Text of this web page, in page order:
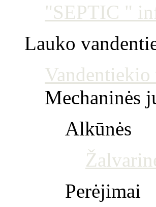
"SEPTIC "
Lauko
Mechaninės
Alkūnės
Perėjimai